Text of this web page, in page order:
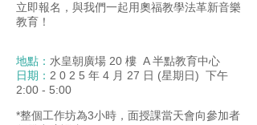
立即報名，與我們一起用奧福教學法革新音樂
教育！
地點： 水皇朝廣場 20 樓 A 半點教育中心
日期： 2 0 2 5 年 4 月 27 日 (星期日) 下午
2:00 - 5:00
*整個工作坊為3小時，面授課當天會向參加者